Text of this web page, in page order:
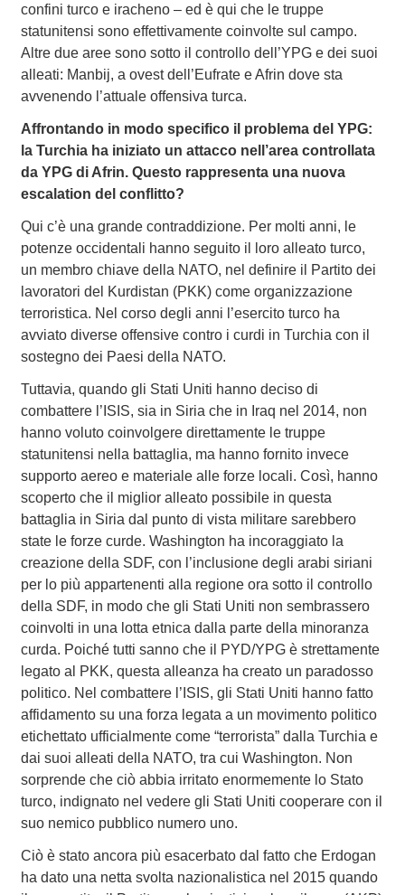
confini turco e iracheno – ed è qui che le truppe
statunitensi sono effettivamente coinvolte sul campo.
Altre due aree sono sotto il controllo dell’YPG e dei suoi
alleati: Manbij, a ovest dell’Eufrate e Afrin dove sta
avvenendo l’attuale offensiva turca.
Affrontando in modo specifico il problema del YPG:
la Turchia ha iniziato un attacco nell’area controllata
da YPG di Afrin. Questo rappresenta una nuova
escalation del conflitto?
Qui c’è una grande contraddizione. Per molti anni, le
potenze occidentali hanno seguito il loro alleato turco,
un membro chiave della NATO, nel definire il Partito dei
lavoratori del Kurdistan (PKK) come organizzazione
terroristica. Nel corso degli anni l’esercito turco ha
avviato diverse offensive contro i curdi in Turchia con il
sostegno dei Paesi della NATO.
Tuttavia, quando gli Stati Uniti hanno deciso di
combattere l’ISIS, sia in Siria che in Iraq nel 2014, non
hanno voluto coinvolgere direttamente le truppe
statunitensi nella battaglia, ma hanno fornito invece
supporto aereo e materiale alle forze locali. Così, hanno
scoperto che il miglior alleato possibile in questa
battaglia in Siria dal punto di vista militare sarebbero
state le forze curde. Washington ha incoraggiato la
creazione della SDF, con l’inclusione degli arabi siriani
per lo più appartenenti alla regione ora sotto il controllo
della SDF, in modo che gli Stati Uniti non sembrassero
coinvolti in una lotta etnica dalla parte della minoranza
curda. Poiché tutti sanno che il PYD/YPG è strettamente
legato al PKK, questa alleanza ha creato un paradosso
politico. Nel combattere l’ISIS, gli Stati Uniti hanno fatto
affidamento su una forza legata a un movimento politico
etichettato ufficialmente come “terrorista” dalla Turchia e
dai suoi alleati della NATO, tra cui Washington. Non
sorprende che ciò abbia irritato enormemente lo Stato
turco, indignato nel vedere gli Stati Uniti cooperare con il
suo nemico pubblico numero uno.
Ciò è stato ancora più esacerbato dal fatto che Erdogan
ha dato una netta svolta nazionalistica nel 2015 quando